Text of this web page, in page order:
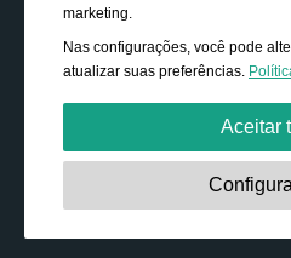
marketing.
Nas configurações, você pode
atualizar suas preferências.
Aceitar
Estritamente necessário:
ativar funcionalidades